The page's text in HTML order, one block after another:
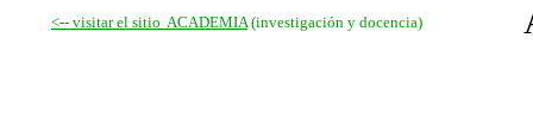
<-- visitar el sitio ACADEMIA(investigación y docencia)